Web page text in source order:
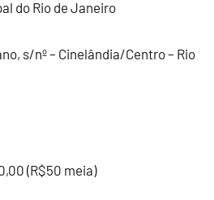
do Rio de Janeiro
s/nº – Cinelândia/Centro – Rio
(R$50 meia)